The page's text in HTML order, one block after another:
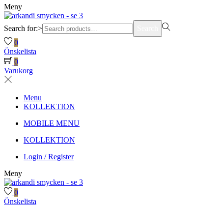
Meny
Search for:>
0
Önskelista
0
Varukorg
Menu
KOLLEKTION
MOBILE MENU
KOLLEKTION
Login / Register
Meny
0
Önskelista